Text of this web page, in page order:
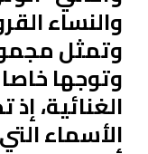
والنساء
وتمثل
وتوجها
الغنائية،
الأسماء